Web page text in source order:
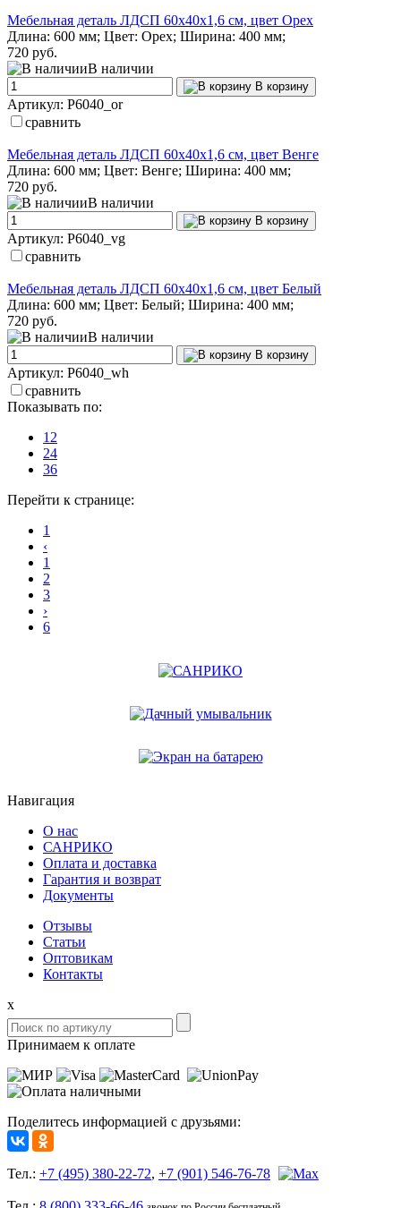
Мебельная деталь ЛДСП 60х40х1,6 см, цвет Орех
Длина: 600 мм; Цвет: Орех; Ширина: 400 мм;
720 руб.
В наличии
В корзину
Артикул: P6040_or
сравнить
Мебельная деталь ЛДСП 60х40х1,6 см, цвет Венге
Длина: 600 мм; Цвет: Венге; Ширина: 400 мм;
720 руб.
В наличии
В корзину
Артикул: P6040_vg
сравнить
Мебельная деталь ЛДСП 60х40х1,6 см, цвет Белый
Длина: 600 мм; Цвет: Белый; Ширина: 400 мм;
720 руб.
В наличии
В корзину
Артикул: P6040_wh
сравнить
Показывать по:
12
24
36
Перейти к странице:
1
‹
1
2
3
›
6
Навигация
О нас
САНРИКО
Оплата и доставка
Гарантия и возврат
Документы
Отзывы
Статьи
Оптовикам
Контакты
x
Принимаем к оплате
Поделитесь информацией с друзьями:
Тел.: +7 (495) 380-22-72, +7 (901) 546-76-78